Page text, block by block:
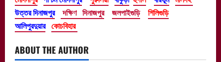
উত্তর দিনাজপুর
দক্ষিণ দিনাজপুর জলপাইগুড়ি
শিলিগুড়ি
আলিপুরদুয়ার কোচবিহার
ABOUT THE AUTHOR